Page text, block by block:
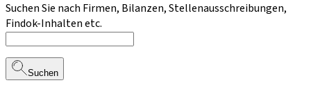
Suchen Sie nach Firmen, Bilanzen, Stellenausschreibungen,
Findok-Inhalten etc.
Suchen